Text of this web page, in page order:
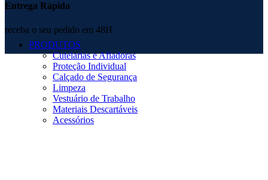
Entrega Rápida
receba o seu pedido em 48H
PRODUTOS
Cutelarias e Afiadoras
Proteção Individual
Calçado de Segurança
Limpeza
Vestuário de Trabalho
Materiais Descartáveis
Acessórios